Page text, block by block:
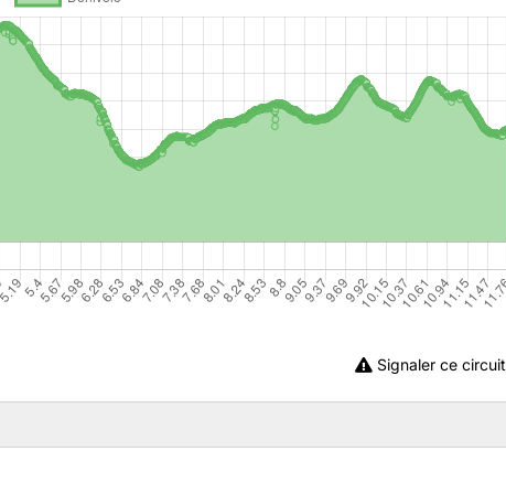
Signaler ce circuit